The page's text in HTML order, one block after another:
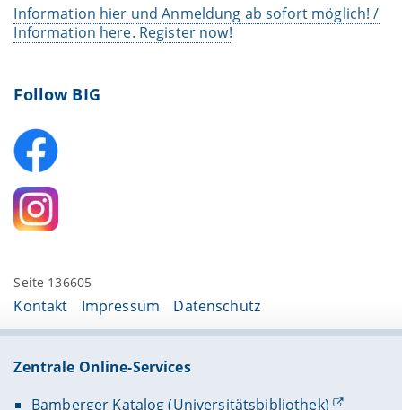
Follow BIG
Information hier und Anmeldung ab sofort möglich! /
Information here. Register now!
Seite 136605
Kontakt Impressum Datenschutz
Zentrale Online-Services
Bamberger Katalog (Universitätsbibliothek)